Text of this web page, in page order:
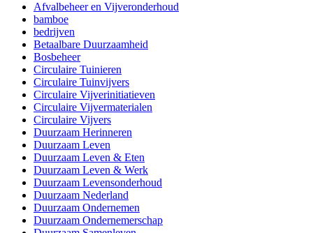
Afvalbeheer en Vijveronderhoud
bamboe
bedrijven
Betaalbare Duurzaamheid
Bosbeheer
Circulaire Tuinieren
Circulaire Tuinvijvers
Circulaire Vijverinitiatieven
Circulaire Vijvermaterialen
Circulaire Vijvers
Duurzaam Herinneren
Duurzaam Leven
Duurzaam Leven & Eten
Duurzaam Leven & Werk
Duurzaam Levensonderhoud
Duurzaam Nederland
Duurzaam Ondernemen
Duurzaam Ondernemerschap